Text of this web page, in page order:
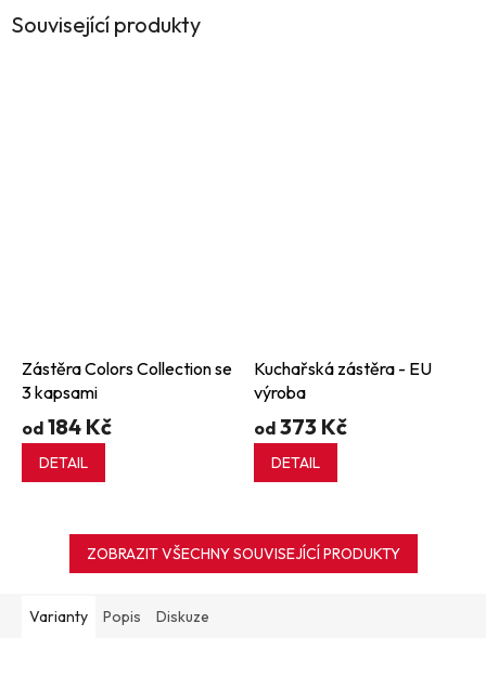
Související produkty
Zástěra Colors Collection se
3 kapsami
od 184 Kč
DETAIL
Kuchařská zástěra - EU
výroba
od 373 Kč
DETAIL
ZOBRAZIT VŠECHNY SOUVISEJÍCÍ PRODUKTY
Varianty Popis Diskuze